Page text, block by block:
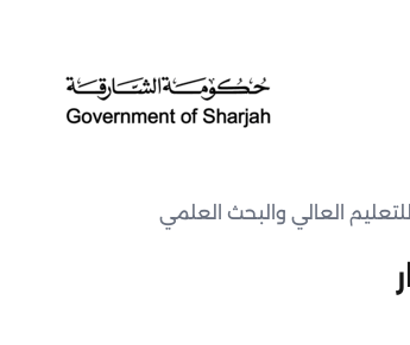
العالي والبحث العلمي